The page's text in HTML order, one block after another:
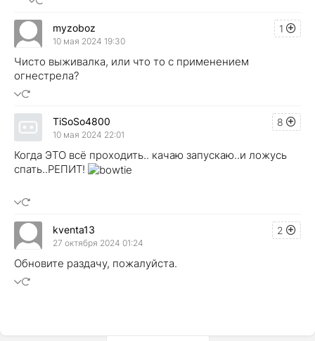
1
myzoboz
10 мая 2024 19:30
Чисто выживалка, или что то с применением
огнестрела?
8
TiSoSo4800
10 мая 2024 22:01
Когда ЭТО всё проходить.. качаю запускаю..и ложусь
спать..РЕПИТ!
2
kventa13
27 октября 2024 01:24
Обновите раздачу, пожалуйста.